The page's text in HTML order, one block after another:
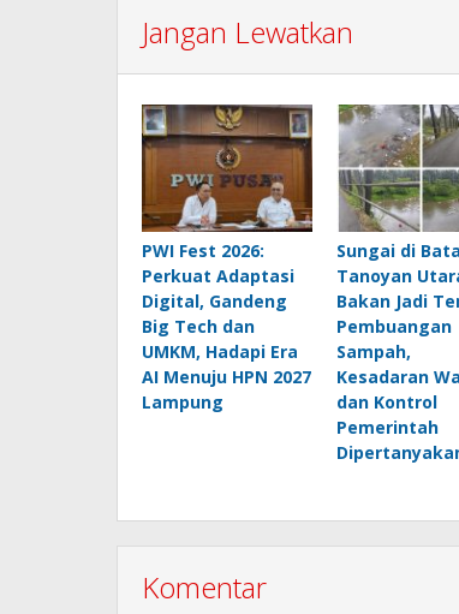
Jangan Lewatkan
PWI Fest 2026:
Perkuat Adaptasi
Digital, Gandeng
Big Tech dan
UMKM, Hadapi Era
AI Menuju HPN 2027
Lampung
Sungai di
Tanoyan
Bakan Jadi
Pembuangan
Sampah,
Kesadaran
dan Kontrol
Pemerintah
Komentar